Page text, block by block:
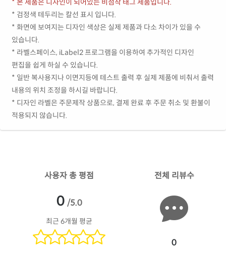
* 본 제품은 디자인이 되어있는 비점착 태그 제품입니다.
* 검정색 테두리는 칼선 표시 입니다.
* 화면에 보여지는 디자인 색상은 실제 제품과 다소 차이가 있을 수
있습니다.
* 라벨스페이스, iLabel2 프로그램을 이용하여 추가적인 디자인
편집을 쉽게 하실 수 있습니다.
* 일반 복사용지나 이면지등에 테스트 출력 후 실제 제품에 비춰서 출력
내용의 위치 조정을 하시길 바랍니다.
* 디자인 라벨은 주문제작 상품으로, 결제 완료 후 주문 취소 및 환불이
적용되지 않습니다.
사용자 총 평점
0 /5.0
최근 6개월 평균
전체 리뷰수
0